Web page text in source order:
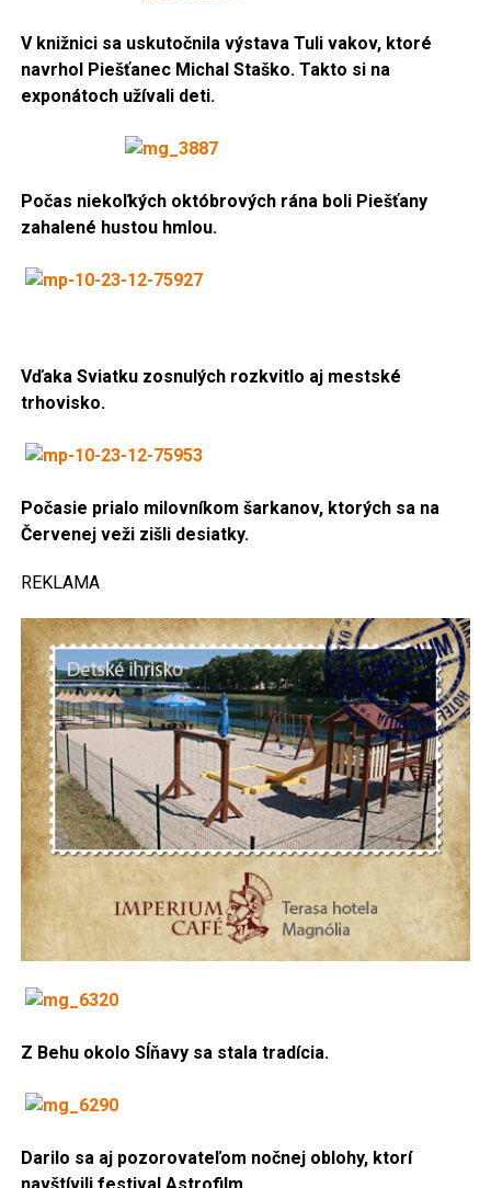
V knižnici sa uskutočnila výstava Tuli vakov, ktoré
navrhol Piešťanec Michal Staško. Takto si na
exponátoch užívali deti.
Počas niekoľkých októbrových rána boli Piešťany
zahalené hustou hmlou.
Vďaka Sviatku zosnulých rozkvitlo aj mestské
trhovisko.
Počasie prialo milovníkom šarkanov, ktorých sa na
Červenej veži zišli desiatky.
REKLAMA
Z Behu okolo Sĺňavy sa stala tradícia.
Darilo sa aj pozorovateľom nočnej oblohy, ktorí